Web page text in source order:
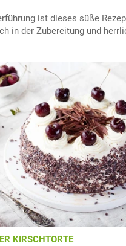
ist dieses süße
in der Zubereitung und
KIRSCHTORTE